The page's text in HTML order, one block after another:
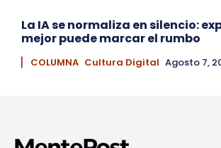
La IA se normaliza en silencio:
mejor puede marcar el rumbo
▏ COLUMNA Cultura Digital Agosto 7,